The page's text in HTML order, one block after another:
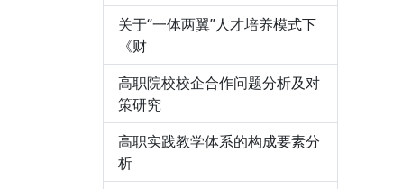
关于“一体两翼”人才培养模式下
《财
高职院校校企合作问题分析及对
策研究
高职实践教学体系的构成要素分
析